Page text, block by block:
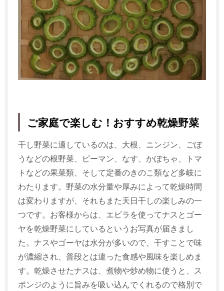
ご家庭で楽しむ！おすすめ乾燥野菜
干し野菜に適しているのは、大根、ニンジン、ごぼ
うなどの根野菜、ピーマン、なす、かぼちゃ、トマ
トなどの果菜類、そして定番のきのこ類など多岐に
わたります。野菜の水分量や厚みによって乾燥時間
は変わりますが、それもまた天日干しの楽しみの一
つです。お客様からは、エビラを使ってナスとゴー
ヤを乾燥野菜にしているというお写真が届きまし
た。ナスやゴーヤは水分が多いので、干すことで味
が濃縮され、普段とは違った食感や風味を楽しめま
す。乾燥させたナスは、煮物や炒め物に使うと、ス
ポンジのように旨みを吸い込んでくれるので格別で